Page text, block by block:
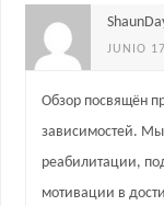
JUNIO
Обзор посвящён
зависимостей. Мы
реабилитации,
мотивации в